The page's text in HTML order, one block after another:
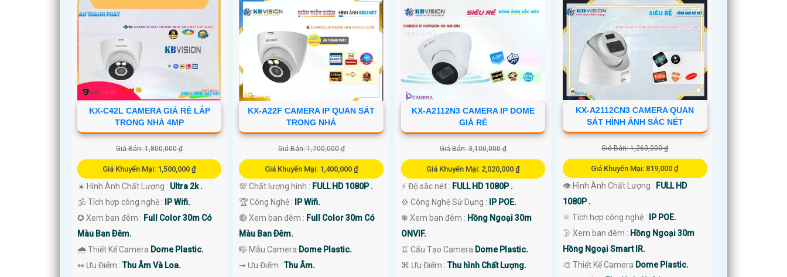
KX-C42L CAMERA GIÁ RẺ LẮP
TRONG NHÀ 4MP
Giá Bán: 1,800,000 ₫
Giá Khuyến Mại: 1,500,000 ₫
☀️ Hình Ành Chất Lượng : Ultra 2k .
🕉️ Tích hợp công nghệ :
IP Wifi.
✪ Xem ban đêm : Full Color 30m Có
Màu Ban Ðêm.
🌧️ Thiết Kế Camera Dome Plastic.
️↭ Ưu Điểm :Thu Âm Và Loa.
KX-A22F CAMERA IP QUAN SÁT
TRONG NHÀ
Giá Bán: 1,700,000 ₫
Giá Khuyến Mại: 1,400,000 ₫
💯 Chất lượng hình : FULL HD 1080P .
🏆 Công Nghệ :
IP Wifi.
🔴 Xem ban đêm : Full Color 30m Có
Màu Ban Ðêm.
🎼️ Mẫu Camera Dome Plastic.
️⇝ Ưu Điểm :Thu Âm.
KX-A2112N3 CAMERA IP DOME
GIÁ RẺ
Giá Bán: 3,100,000 ₫
Giá Khuyến Mại: 2,020,000 ₫
️⚡ Độ sắc nét : FULL HD 1080P .
⚙ Công Nghệ Sử Dụng :
IP POE.
❃ Xem ban đêm : Hồng Ngoại 30m
ONVIF.
♊ Cấu Tạo Camera Dome Plastic.
️⌘ Ưu Điểm :Thu hình Chất Lượng.
KX-A2112CN3 CAMERA QUAN
SÁT HÌNH ẢNH SẮC NÉT
Giá Bán: 1,260,000 ₫
Giá Khuyến Mại: 819,000 ₫
👁 Hình Ành Chất Lượng : FULL HD
1080P .
⚛️ Tích hợp công nghệ :
IP POE.
🌛 Xem ban đêm : Hồng Ngoại 30m
Hồng Ngoại Smart IR.
🎨 Thiết Kế Camera Dome Plastic.